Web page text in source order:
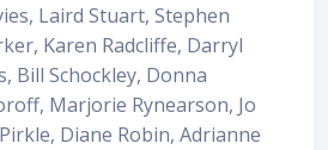
Laird Stuart, Stephen
Karen Radcliffe, Darryl
Bill Schockley, Donna
Marjorie Rynearson, Jo
Diane Robin, Adrianne